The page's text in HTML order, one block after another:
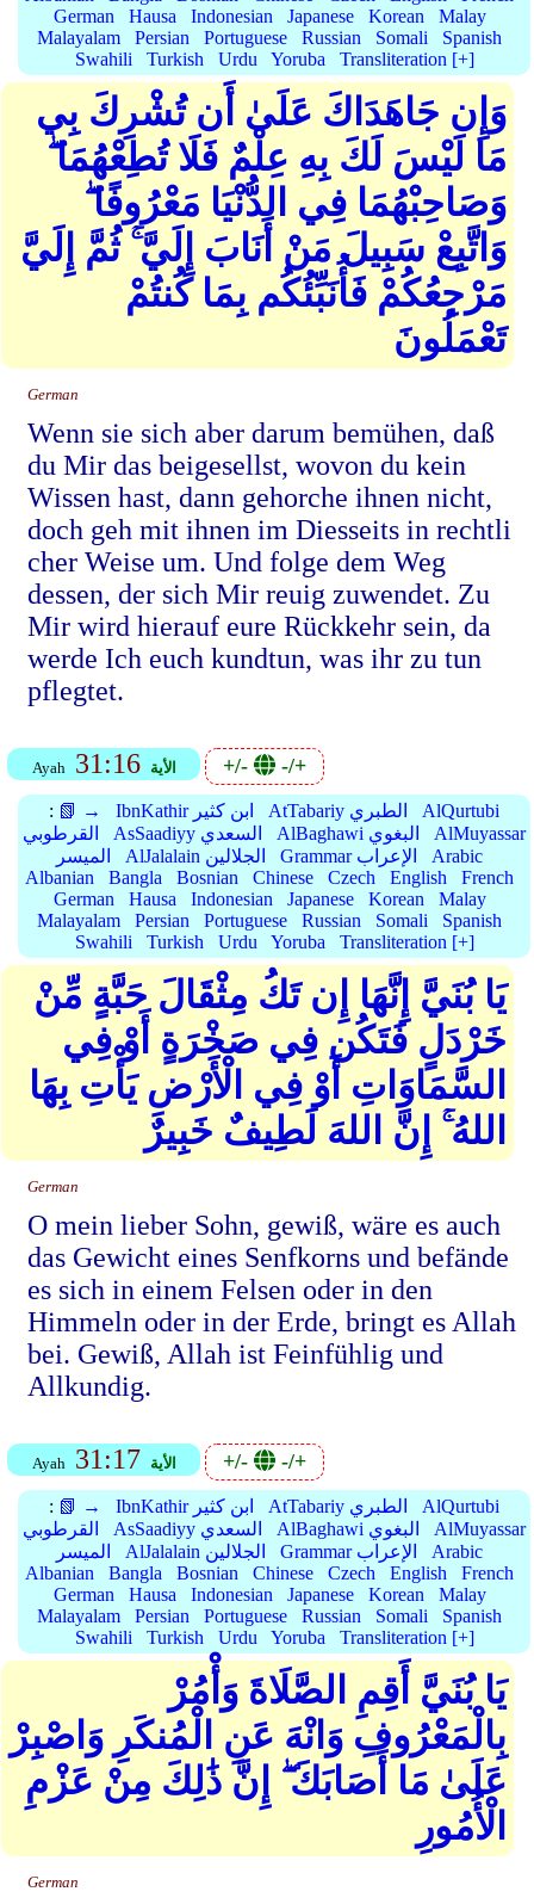
German
Hausa Indonesian Japanese Korean
Malay
Malayalam
Persian Portuguese Russian Somali
Spanish
Swahili
Turkish Urdu Yoruba Transliteration [+]
وَإِن جَاهَدَاكَ عَلَىٰ أَن تُشْرِكَ بِي
مَا لَيْسَ لَكَ بِهِ عِلْمٌ فَلَا تُطِعْهُمَا ۖ
وَصَاحِبْهُمَا فِي الدُّنْيَا مَعْرُوفًا ۖ
وَاتَّبِعْ سَبِيلَ مَنْ أَنَابَ إِلَيَّ ۚ ثُمَّ إِلَيَّ
مَرْجِعُكُمْ فَأُنَبِّئُكُم بِمَا كُنتُمْ
تَعْمَلُونَ
German
Wenn sie sich aber darum bemühen, daß
du Mir das beigesellst, wovon du kein
Wissen hast, dann gehorche ihnen nicht,
doch geh mit ihnen im Diesseits in rechtli
cher Weise um. Und folge dem Weg
dessen, der sich Mir reuig zuwendet. Zu
Mir wird hierauf eure Rückkehr sein, da
werde Ich euch kundtun, was ihr zu tun
pflegtet.
Ayah 31:16 الأية +/- -/+
: 📗 → IbnKathir ابن كثير AtTabariy الطبري
AlQurtubi
القرطوبي
AsSaadiyy السعدي AlBaghawi البغوي
AlMuyassar
الميسر
AlJalalain الجلالين Grammar الإعراب
Arabic
Albanian
Bangla Bosnian Chinese Czech English
French
German
Hausa Indonesian Japanese Korean
Malay
Malayalam
Persian Portuguese Russian Somali
Spanish
Swahili
Turkish Urdu Yoruba Transliteration [+]
يَا بُنَيَّ إِنَّهَا إِن تَكُ مِثْقَالَ حَبَّةٍ مِّنْ
خَرْدَلٍ فَتَكُن فِي صَخْرَةٍ أَوْ فِي
السَّمَاوَاتِ أَوْ فِي الْأَرْضِ يَأْتِ بِهَا
اللهُ ۚ إِنَّ اللهَ لَطِيفٌ خَبِيرٌ
German
O mein lieber Sohn, gewiß, wäre es auch
das Gewicht eines Senfkorns und befände
es sich in einem Felsen oder in den
Himmeln oder in der Erde, bringt es Allah
bei. Gewiß, Allah ist Feinfühlig und
Allkundig.
Ayah 31:17 الأية +/- -/+
: 📗 → IbnKathir ابن كثير AtTabariy الطبري
AlQurtubi
القرطوبي
AsSaadiyy السعدي AlBaghawi البغوي
AlMuyassar
الميسر
AlJalalain الجلالين Grammar الإعراب
Arabic
Albanian
Bangla Bosnian Chinese Czech English
French
German
Hausa Indonesian Japanese Korean
Malay
Malayalam
Persian Portuguese Russian Somali
Spanish
Swahili
Turkish Urdu Yoruba Transliteration [+]
يَا بُنَيَّ أَقِمِ الصَّلَاةَ وَأْمُرْ
بِالْمَعْرُوفِ وَانْهَ عَنِ الْمُنكَرِ وَاصْبِرْ
عَلَىٰ مَا أَصَابَكَ ۖ إِنَّ ذَٰلِكَ مِنْ عَزْمِ
الْأُمُورِ
German